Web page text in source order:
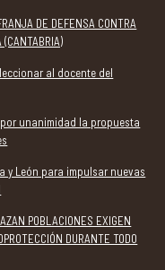
DE DEFENSA CONTRA
(CANTABRIA)
al docente del
unanimidad la propuesta
y León para impulsar nuevas
POBLACIONES EXIGEN
DURANTE TODO